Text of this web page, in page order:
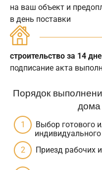
на ваш объект и
в день поставки
строительство за 14
подписание акта
Порядок
дома
Выбор готового
Приезд рабочих